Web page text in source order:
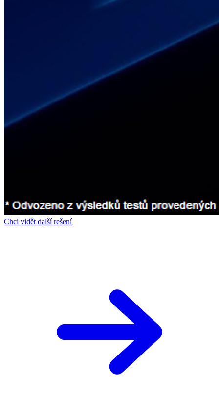
Chci vidět další rešení